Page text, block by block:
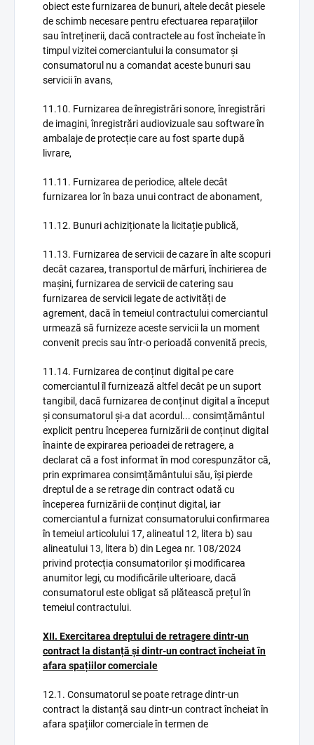
obiect este furnizarea de bunuri, altele decât piesele
de schimb necesare pentru efectuarea reparațiilor
sau întreținerii, dacă contractele au fost încheiate în
timpul vizitei comerciantului la consumator și
consumatorul nu a comandat aceste bunuri sau
servicii în avans,
11.10. Furnizarea de înregistrări sonore, înregistrări
de imagini, înregistrări audiovizuale sau software în
ambalaje de protecție care au fost sparte după
livrare,
11.11. Furnizarea de periodice, altele decât
furnizarea lor în baza unui contract de abonament,
11.12. Bunuri achiziționate la licitație publică,
11.13. Furnizarea de servicii de cazare în alte scopuri
decât cazarea, transportul de mărfuri, închirierea de
mașini, furnizarea de servicii de catering sau
furnizarea de servicii legate de activități de
agrement, dacă în temeiul contractului comerciantul
urmează să furnizeze aceste servicii la un moment
convenit precis sau într-o perioadă convenită precis,
11.14. Furnizarea de conținut digital pe care
comerciantul îl furnizează altfel decât pe un suport
tangibil, dacă furnizarea de conținut digital a început
și consumatorul și-a dat acordul... consimțământul
explicit pentru începerea furnizării de conținut digital
înainte de expirarea perioadei de retragere, a
declarat că a fost informat în mod corespunzător că,
prin exprimarea consimțământului său, își pierde
dreptul de a se retrage din contract odată cu
începerea furnizării de conținut digital, iar
comerciantul a furnizat consumatorului confirmarea
în temeiul articolului 17, alineatul 12, litera b) sau
alineatului 13, litera b) din Legea nr. 108/2024
privind protecția consumatorilor și modificarea
anumitor legi, cu modificările ulterioare, dacă
consumatorul este obligat să plătească prețul în
temeiul contractului.
XII. Exercitarea dreptului de retragere dintr-un
contract la distanță și dintr-un contract încheiat în
afara spațiilor comerciale
12.1. Consumatorul se poate retrage dintr-un
contract la distanță sau dintr-un contract încheiat în
afara spațiilor comerciale în termen de